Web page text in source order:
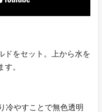
ドをセット。上から水を
。
冷やすことで無色透明